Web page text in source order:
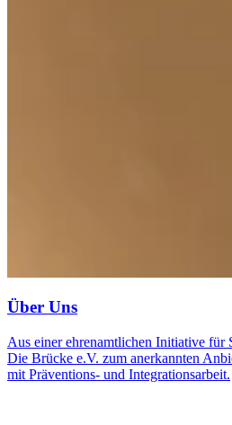
Über Uns
Aus einer ehrenamtlichen Initiative für
Die Brücke e.V. zum anerkannten
mit Präventions- und Integrationsarbeit.